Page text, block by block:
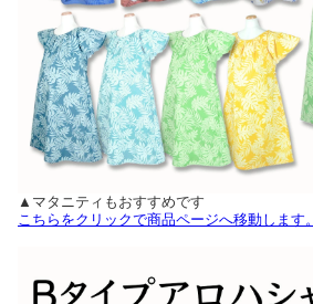
▲マタニティもおすすめです
こちらをクリックで商品ページへ移動します。